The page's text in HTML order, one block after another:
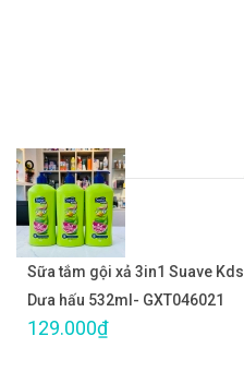
Sữa tắm gội xả 3in1 Suave Kds
Dưa hấu 532ml- GXT046021
129.000₫